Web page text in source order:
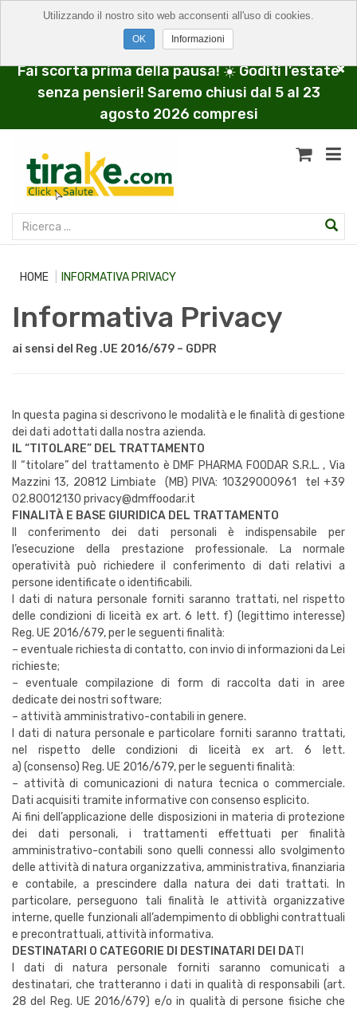
Fai scorta prima della pausa! ☀️ Goditi l’estate
senza pensieri! Saremo chiusi dal 5 al 23
agosto 2026 compresi
HOME INFORMATIVA PRIVACY
Informativa Privacy
ai sensi del Reg .UE 2016/679 – GDPR
In questa pagina si descrivono le modalità e le finalità di gestione
dei dati adottati dalla nostra azienda.
IL “TITOLARE” DEL TRATTAMENTO
Il “titolare” del trattamento è DMF PHARMA FOODAR S.R.L. , Via
Mazzini 13, 20812 Limbiate (MB) PIVA: 10329000961 tel +39
02.80012130 privacy@dmffoodar.it
FINALITÀ E BASE GIURIDICA DEL TRATTAMENTO
Il conferimento dei dati personali è indispensabile per
l’esecuzione della prestazione professionale. La normale
operatività può richiedere il conferimento di dati relativi a
persone identificate o identificabili.
I dati di natura personale forniti saranno trattati, nel rispetto
delle condizioni di liceità ex art. 6 lett. f) (legittimo interesse)
Reg. UE 2016/679, per le seguenti finalità:
– eventuale richiesta di contatto, con invio di informazioni da Lei
richieste;
– eventuale compilazione di form di raccolta dati in aree
dedicate dei nostri software;
– attività amministrativo-contabili in genere.
I dati di natura personale e particolare forniti saranno trattati,
nel rispetto delle condizioni di liceità ex art. 6 lett.
a) (consenso) Reg. UE 2016/679, per le seguenti finalità:
– attività di comunicazioni di natura tecnica o commerciale.
Dati acquisiti tramite informative con consenso esplicito.
Ai fini dell’applicazione delle disposizioni in materia di protezione
dei dati personali, i trattamenti effettuati per finalità
amministrativo-contabili sono quelli connessi allo svolgimento
delle attività di natura organizzativa, amministrativa, finanziaria
e contabile, a prescindere dalla natura dei dati trattati. In
particolare, perseguono tali finalità le attività organizzative
interne, quelle funzionali all’adempimento di obblighi contrattuali
e precontrattuali, attività informativa.
DESTINATARI O CATEGORIE DI DESTINATARI DEI DATI
I dati di natura personale forniti saranno comunicati a
destinatari, che tratteranno i dati in qualità di responsabili (art.
28 del Reg. UE 2016/679) e/o in qualità di persone fisiche che
Utilizzando il nostro sito web acconsenti all'uso di cookies.
Informazioni